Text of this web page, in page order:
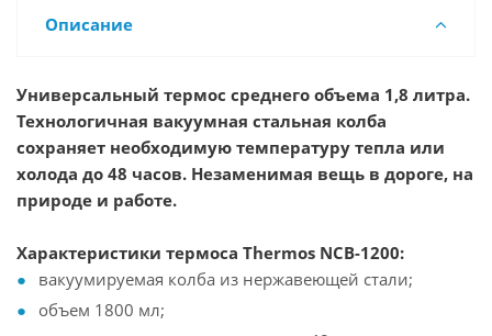
Описание
Универсальный термос среднего объема 1,8 литра.
Технологичная вакуумная стальная колба
сохраняет необходимую температуру тепла или
холода до 48 часов. Незаменимая вещь в дороге, на
природе и работе.
Характеристики термоса Thermos NCB-1200:
вакуумируемая колба из нержавеющей стали;
объем 1800 мл;